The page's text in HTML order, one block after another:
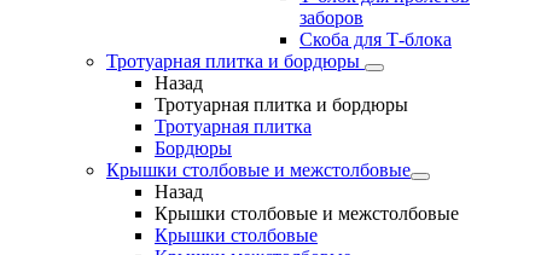
заборов
Скоба для Т-блока
Тротуарная плитка и бордюры
Назад
Тротуарная плитка и бордюры
Тротуарная плитка
Бордюры
Крышки столбовые и межстолбовые
Назад
Крышки столбовые и межстолбовые
Крышки столбовые